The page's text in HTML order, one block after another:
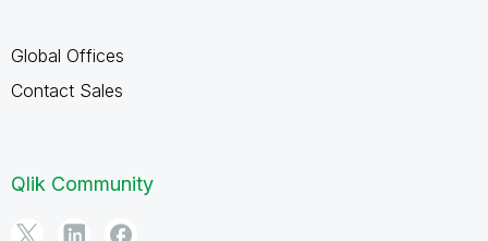
Global Offices
Contact Sales
Qlik Community